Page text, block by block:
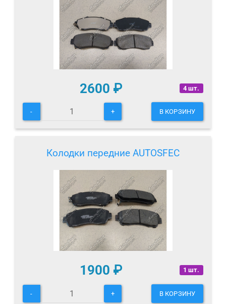
4 шт.
2600 ₽
- + В КОРЗИНУ
Колодки передние AUTOSFEC
1 шт.
1900 ₽
- + В КОРЗИНУ